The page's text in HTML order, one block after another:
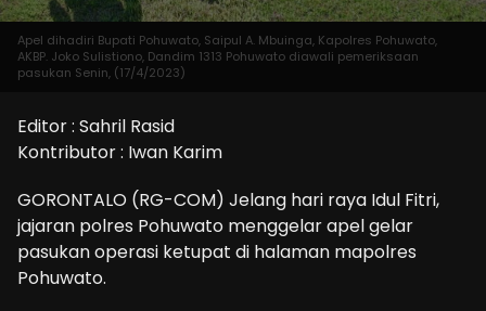
Apel dihadiri Bupati Pohuwato, Saipul A. Mbuinga, Kapolres Pohuwato,
AKBP. Joko Sulistiono, Dandim 1313 Pohuwato diawali pemeriksaan
pasukan Senin, (17/4/2023)
Editor : Sahril Rasid
Kontributor : Iwan Karim
GORONTALO (RG-COM) Jelang hari raya Idul Fitri,
jajaran polres Pohuwato menggelar apel gelar
pasukan operasi ketupat di halaman mapolres
Pohuwato.